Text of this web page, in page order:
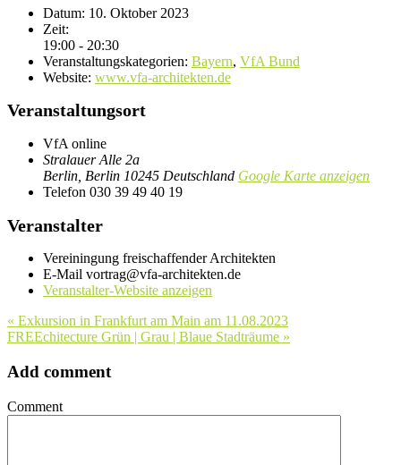
Datum: 10. Oktober 2023
Zeit:
19:00 - 20:30
Veranstaltungskategorien: Bayern, VfA Bund
Website: www.vfa-architekten.de
Veranstaltungsort
VfA online
Stralauer Alle 2a
Berlin Berlin 10245 Deutschland Google Karte anzeigen
Telefon 030 39 49 40 19
Veranstalter
Vereiningung freischaffender Architekten
E-Mail vortrag@vfa-architekten.de
Veranstalter-Website anzeigen
« Exkursion in Frankfurt am Main am 11.08.2023
FREEchitecture Grün | Grau | Blaue Stadträume »
Add comment
Comment